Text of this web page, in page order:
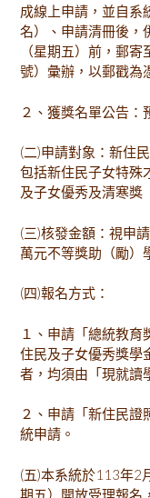
成線上申請，並自系
名）、申請清冊後，
（星期五）前，郵
號）彙辦，以郵戳為
２、獲獎名單公告：
(二)申請對象：新住
包括新住民子女特殊
及子女優秀及清寒獎
(三)核發金額：視申
萬元不等獎助（勵）
(四)報名方式：
１、申請「總統教
住民及子女優秀獎學
者，均須由「現就讀
２、申請「新住民證
統申請。
(五)本系統於113年2
期五）開放受理報名